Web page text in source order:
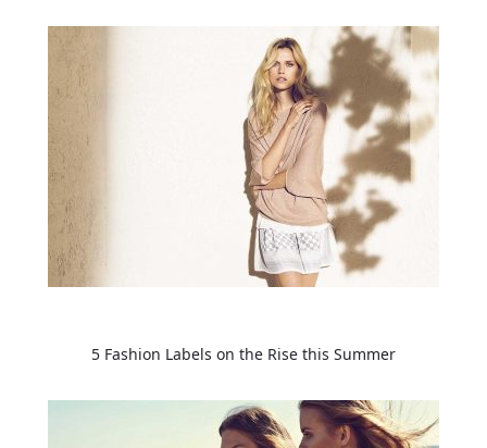
5 Fashion Labels on the Rise this Summer